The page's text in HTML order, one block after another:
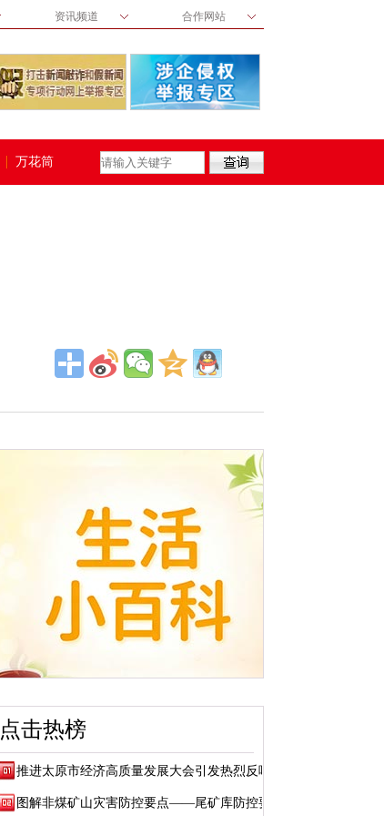
资讯频道 合作网站
万花筒
点击热榜
推进太原市经济高质量发展大会引发热烈反响
图解非煤矿山灾害防控要点——尾矿库防控要点